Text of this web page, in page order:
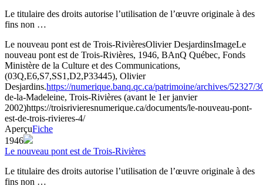
Le titulaire des droits autorise l’utilisation de l’œuvre originale à des
fins non …
Le nouveau pont est de Trois-RivièresOlivier DesjardinsImageLe
nouveau pont est de Trois-Rivières, 1946, BAnQ Québec, Fonds
Ministère de la Culture et des Communications,
(03Q,E6,S7,SS1,D2,P33445), Olivier
Desjardins.https://numerique.banq.qc.ca/patrimoine/archives/52327/
de-la-Madeleine, Trois-Rivières (avant le 1er janvier
2002)https://troisrivieresnumerique.ca/documents/le-nouveau-pont-
est-de-trois-rivieres-4/
AperçuFiche
1946
Le nouveau pont est de Trois-Rivières
Le titulaire des droits autorise l’utilisation de l’œuvre originale à des
fins non …